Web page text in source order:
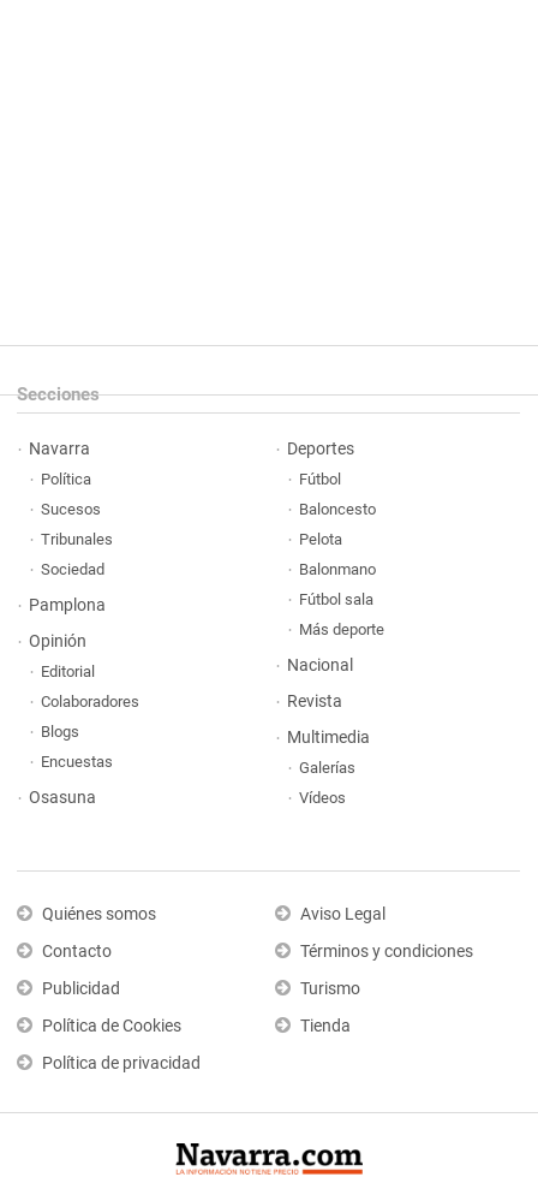
Secciones
Navarra
Política
Sucesos
Tribunales
Sociedad
Pamplona
Opinión
Editorial
Colaboradores
Blogs
Encuestas
Osasuna
Deportes
Fútbol
Baloncesto
Pelota
Balonmano
Fútbol sala
Más deporte
Nacional
Revista
Multimedia
Galerías
Vídeos
Quiénes somos
Contacto
Publicidad
Política de Cookies
Política de privacidad
Aviso Legal
Términos y condiciones
Turismo
Tienda